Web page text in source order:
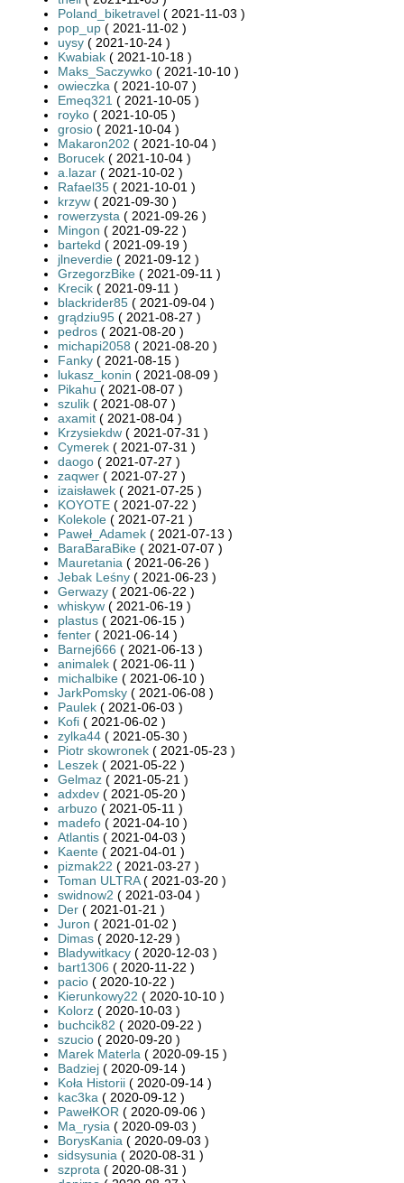
Poland_biketravel ( 2021-11-03 )
pop_up ( 2021-11-02 )
uysy ( 2021-10-24 )
Kwabiak ( 2021-10-18 )
Maks_Saczywko ( 2021-10-10 )
owieczka ( 2021-10-07 )
Emeq321 ( 2021-10-05 )
royko ( 2021-10-05 )
grosio ( 2021-10-04 )
Makaron202 ( 2021-10-04 )
Borucek ( 2021-10-04 )
a.lazar ( 2021-10-02 )
Rafael35 ( 2021-10-01 )
krzyw ( 2021-09-30 )
rowerzysta ( 2021-09-26 )
Mingon ( 2021-09-22 )
bartekd ( 2021-09-19 )
jlneverdie ( 2021-09-12 )
GrzegorzBike ( 2021-09-11 )
Krecik ( 2021-09-11 )
blackrider85 ( 2021-09-04 )
grądziu95 ( 2021-08-27 )
pedros ( 2021-08-20 )
michapi2058 ( 2021-08-20 )
Fanky ( 2021-08-15 )
lukasz_konin ( 2021-08-09 )
Pikahu ( 2021-08-07 )
szulik ( 2021-08-07 )
axamit ( 2021-08-04 )
Krzysiekdw ( 2021-07-31 )
Cymerek ( 2021-07-31 )
daogo ( 2021-07-27 )
zaqwer ( 2021-07-27 )
izaisławek ( 2021-07-25 )
KOYOTE ( 2021-07-22 )
Kolekole ( 2021-07-21 )
Paweł_Adamek ( 2021-07-13 )
BaraBaraBike ( 2021-07-07 )
Mauretania ( 2021-06-26 )
Jebak Leśny ( 2021-06-23 )
Gerwazy ( 2021-06-22 )
whiskyw ( 2021-06-19 )
plastus ( 2021-06-15 )
fenter ( 2021-06-14 )
Barnej666 ( 2021-06-13 )
animalek ( 2021-06-11 )
michalbike ( 2021-06-10 )
JarkPomsky ( 2021-06-08 )
Paulek ( 2021-06-03 )
Kofi ( 2021-06-02 )
zylka44 ( 2021-05-30 )
Piotr skowronek ( 2021-05-23 )
Leszek ( 2021-05-22 )
Gelmaz ( 2021-05-21 )
adxdev ( 2021-05-20 )
arbuzo ( 2021-05-11 )
madefo ( 2021-04-10 )
Atlantis ( 2021-04-03 )
Kaente ( 2021-04-01 )
pizmak22 ( 2021-03-27 )
Toman ULTRA( 2021-03-20 )
swidnow2 ( 2021-03-04 )
Der ( 2021-01-21 )
Juron ( 2021-01-02 )
Dimas ( 2020-12-29 )
Bladywitkacy ( 2020-12-03 )
bart1306 ( 2020-11-22 )
pacio ( 2020-10-22 )
Kierunkowy22 ( 2020-10-10 )
Kolorz ( 2020-10-03 )
buchcik82 ( 2020-09-22 )
szucio ( 2020-09-20 )
Marek Materla ( 2020-09-15 )
Badziej ( 2020-09-14 )
Koła Historii ( 2020-09-14 )
kac3ka ( 2020-09-12 )
PawełKOR ( 2020-09-06 )
Ma_rysia ( 2020-09-03 )
BorysKania ( 2020-09-03 )
sidsysunia ( 2020-08-31 )
szprota ( 2020-08-31 )